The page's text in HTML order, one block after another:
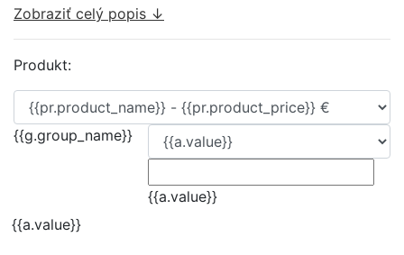
Zobraziť celý popis ↓
Produkt:
{{g.group_name}}
{{a.value}}
{{a.value}}